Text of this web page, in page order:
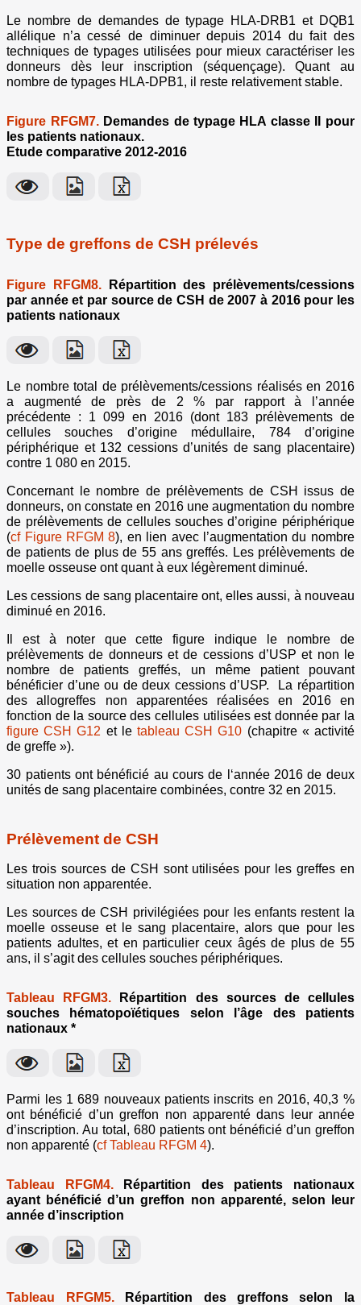
Le nombre de demandes de typage HLA-DRB1 et DQB1
allélique n’a cessé de diminuer depuis 2014 du fait des
techniques de typages utilisées pour mieux caractériser les
donneurs dès leur inscription (séquençage). Quant au
nombre de typages HLA-DPB1, il reste relativement stable.
Figure RFGM7.Demandes de typage HLA classe II pour
les patients nationaux.
Etude comparative 2012-2016
Type de greffons de CSH prélevés
Figure RFGM8.Répartition des prélèvements/cessions
par année et par source de CSH de 2007 à 2016 pour les
patients nationaux
Le nombre total de prélèvements/cessions réalisés en 2016
a augmenté de près de 2 % par rapport à l’année
précédente : 1 099 en 2016 (dont 183 prélèvements de
cellules souches d’origine médullaire, 784 d’origine
périphérique et 132 cessions d’unités de sang placentaire)
contre 1 080 en 2015.
Concernant le nombre de prélèvements de CSH issus de
donneurs, on constate en 2016 une augmentation du nombre
de prélèvements de cellules souches d’origine périphérique
(cf Figure RFGM 8), en lien avec l’augmentation du nombre
de patients de plus de 55 ans greffés. Les prélèvements de
moelle osseuse ont quant à eux légèrement diminué.
Les cessions de sang placentaire ont, elles aussi, à nouveau
diminué en 2016.
Il est à noter que cette figure indique le nombre de
prélèvements de donneurs et de cessions d’USP et non le
nombre de patients greffés, un même patient pouvant
bénéficier d’une ou de deux cessions d’USP. La répartition
des allogreffes non apparentées réalisées en 2016 en
fonction de la source des cellules utilisées est donnée par la
figure CSH G12 et le tableau CSH G10 (chapitre « activité
de greffe »).
30 patients ont bénéficié au cours de l‘année 2016 de deux
unités de sang placentaire combinées, contre 32 en 2015.
Prélèvement de CSH
Les trois sources de CSH sont utilisées pour les greffes en
situation non apparentée.
Les sources de CSH privilégiées pour les enfants restent la
moelle osseuse et le sang placentaire, alors que pour les
patients adultes, et en particulier ceux âgés de plus de 55
ans, il s’agit des cellules souches périphériques.
Tableau RFGM3. Répartition des sources de cellules
souches hématopoïétiques selon l’âge des patients
nationaux *
Parmi les 1 689 nouveaux patients inscrits en 2016, 40,3 %
ont bénéficié d’un greffon non apparenté dans leur année
d’inscription. Au total, 680 patients ont bénéficié d’un greffon
non apparenté (cf Tableau RFGM 4).
Tableau RFGM4.Répartition des patients nationaux
ayant bénéficié d’un greffon non apparenté, selon leur
année d’inscription
Tableau RFGM5.Répartition des greffons selon la